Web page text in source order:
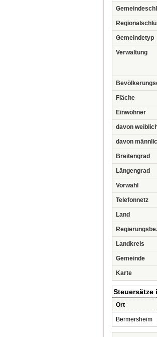
Gemeindetyp
Verwaltung
Fläche
Einwohner
davon
davon
Breitengrad
Längengrad
Vorwahl
Telefonnetz
Land
Landkreis
Gemeinde
Karte
Steuersätze
Ort
Bermersheim